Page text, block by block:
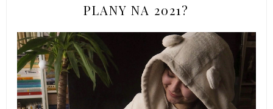
PLANY NA 2021?